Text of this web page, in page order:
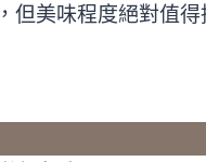
但美味程度絕對值得